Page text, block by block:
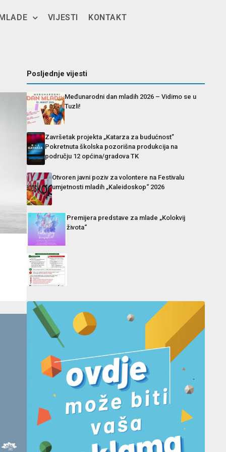
VIJESTI KONTAKT
Posljednje vijesti
Međunarodni dan mladih 2026 – Vidimo se u
Tuzli!
Završetak projekta „Katarza za budućnost”
Pokretnuta školska pozorišna produkcija na
području 12 općina/gradova TK
Otvoren javni poziv za volontere na Festivalu
umjetnosti mladih „Kaleidoskop“ 2026
Premijera predstave za mlade „Kolokvij
života“